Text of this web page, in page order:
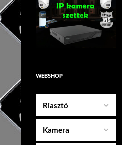
WEBSHOP
Riasztó
Kamera